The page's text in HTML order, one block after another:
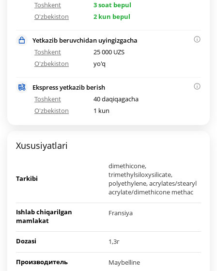
Toshkent
3 soat bepul
O'zbekiston
2 kun bepul
Yetkazib beruvchidan uyingizgacha
Toshkent
25 000 UZS
O'zbekiston
yo'q
Ekspress yetkazib berish
Toshkent
40 daqiqagacha
O'zbekiston
1 kun
Xususiyatlari
Tarkibi
dimethicone,
trimethylsiloxysilicate,
polyethylene, acrylates/stearyl
acrylate/dimethicone methac
Ishlab chiqarilgan
mamlakat
Fransiya
Dozasi 1,3г
Производитель Maybelline